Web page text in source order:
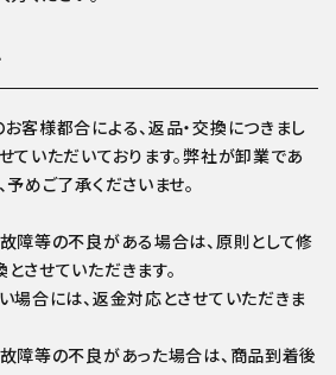
客様都合による、返品・交換につきまし
ていただいております。弊社が卸業であ
めご了承くださいませ。
障等の不良がある場合は、原則として修
させていただきます。
場合には、返金対応とさせていただきま
障等の不良があった場合は、商品到着後